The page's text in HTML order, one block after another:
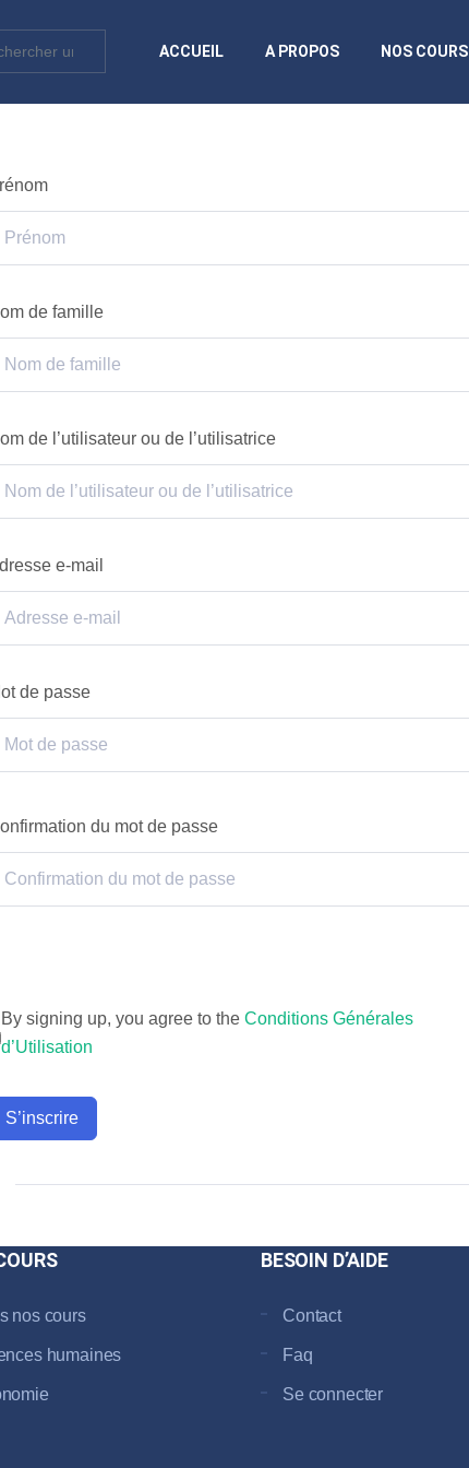
ACCUEIL A PROPOS NOS COURS
de famille
de l’utilisateur ou de l’utilisatrice
e-mail
de passe
du mot de passe
By signing up, you agree to the Conditions Générales
d’Utilisation
S’inscrire
nos cours
humaines
BESOIN D’AIDE
Contact
Faq
Se connecter